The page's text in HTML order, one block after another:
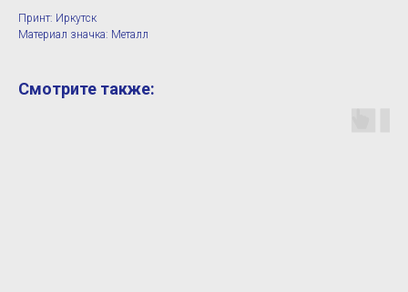
Принт: Иркутск
Материал значка: Металл
Смотрите также: